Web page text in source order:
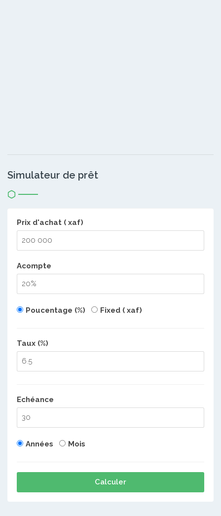
Simulateur de prêt
Prix d'achat ( xaf)
Acompte
Poucentage (%) Fixed ( xaf)
Taux (%)
Echéance
Années Mois
Calculer